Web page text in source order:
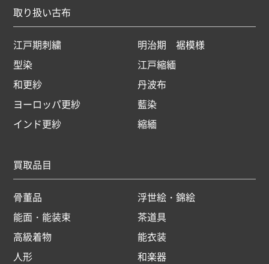
取り扱い古布
江戸期刺繍
明治期 裾模様
型染
江戸縮緬
和更紗
丹波布
ヨーロッパ更紗
藍染
インド更紗
縮緬
買取品目
骨董品
浮世絵・錦絵
能面・能装束
茶道具
高級着物
能衣装
人形
和楽器